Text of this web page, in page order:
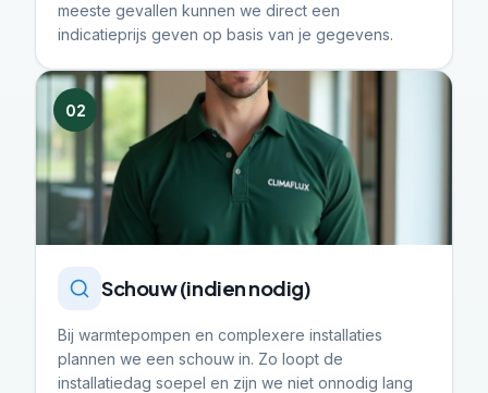
meeste gevallen kunnen we direct een
indicatieprijs geven op basis van je gegevens.
02
Schouw (indien nodig)
Bij warmtepompen en complexere installaties
plannen we een schouw in. Zo loopt de
installatiedag soepel en zijn we niet onnodig lang